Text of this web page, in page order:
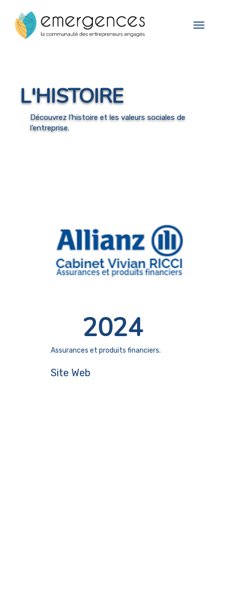
Toggle
2024
Assurances et produits financiers.
Site Web
L'HISTOIRE
Découvrez l’histoire et les valeurs sociales de
l’entreprise.